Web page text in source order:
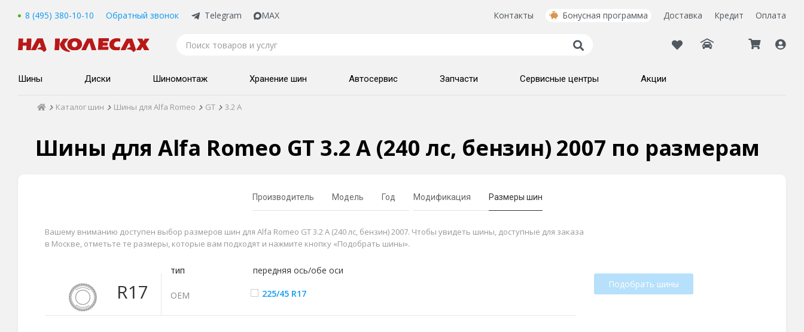
8 (495) 380-10-10 Обратный звонок Telegram MAX Контакты Бонусная программа Доставка Кредит Оплата
Шины Диски Шиномонтаж Хранение шин Автосервис Запчасти Сервисные центры Акции
Каталог шин Шины для Alfa Romeo GT 3.2 A
Шины для Alfa Romeo GT 3.2 A (240 лс, бензин) 2007 по размерам
Производитель Модель Год Модификация Размеры шин
Вашему вниманию доступен выбор размеров шин для Alfa Romeo GT 3.2 A (240 лс, бензин) 2007. Чтобы увидеть шины, доступные для заказа
в Москве, отметьте те размеры, которые вам подходят и нажмите кнопку «Подобрать шины».
R17
тип передняя ось/обе оси
ОЕМ 225/45 R17
Подобрать шины